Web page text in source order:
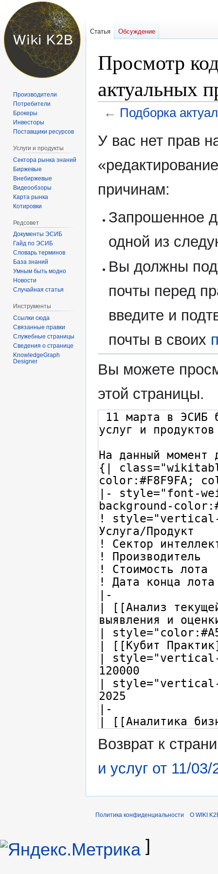
Просмотр
актуальных
← Подборка
ккУ вас нет прав
причинам:
Запрошенное
одной из
Вы должны
почты перед
введите и
почты в своих
Вы можете
этой страницы.
Возврат к
и услуг от 11/03/
Статья Обсуждение
Производители
Потребители
Брокеры
Инвесторы
Поставщики ресурсов
Услуги и продукты
Сектора рынка знаний
Биржевые
Внебиржевые
Видеообзоры
Карта рынка
Котировки
Редсовет
Документы ЭСИБ
Гайд по ЭСИБ
Словарь терминов
База знаний
Умным быть модно
Новости
Случайная статья
Инструменты
Ссылки сюда
Связанные правки
Служебные страницы
Сведения о странице
KnowledgeGraph
Designer
Политика конфиденциальности О WIKI
]